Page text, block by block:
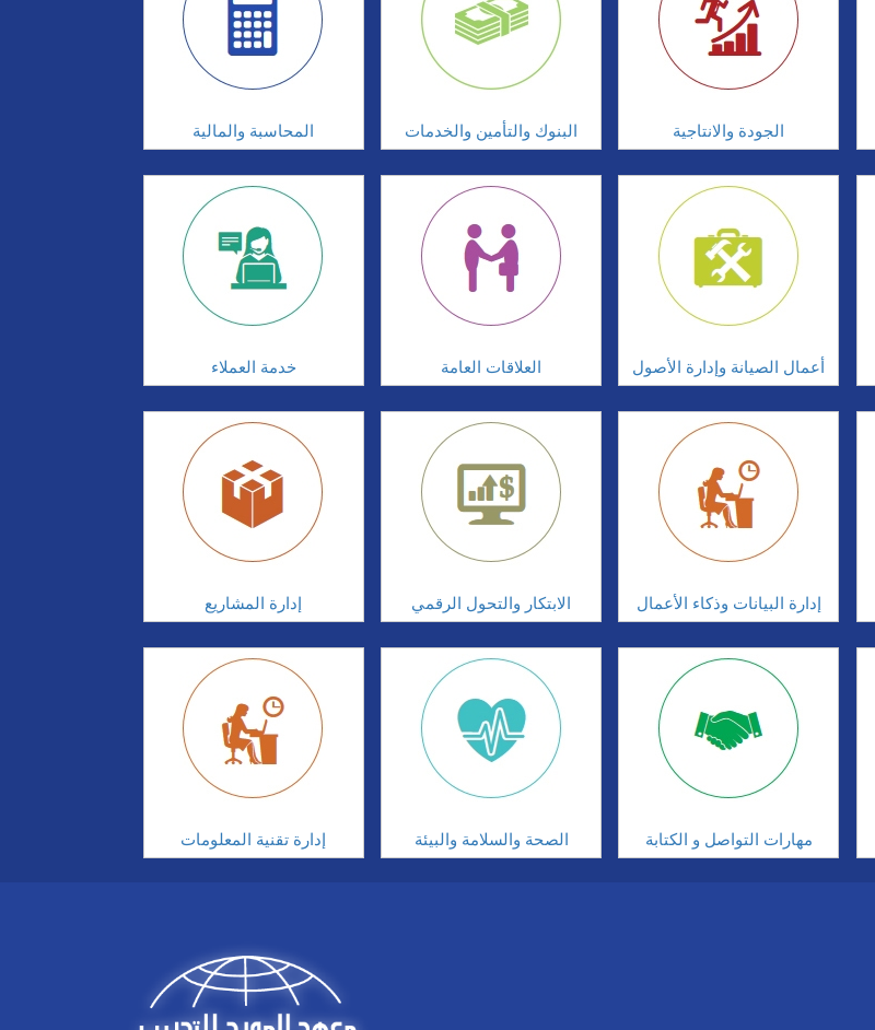
المحاسبة والمالية البنوك والتأمين والخدمات الجودة والانتاجية
خدمة العملاء العلاقات العامة أعمال الصيانة وإدارة الأصول
إدارة المشاريع الابتكار والتحول الرقمي إدارة البيانات وذكاء الأعمال
إدارة تقنية المعلومات الصحة والسلامة والبيئة مهارات التواصل و الكتابة